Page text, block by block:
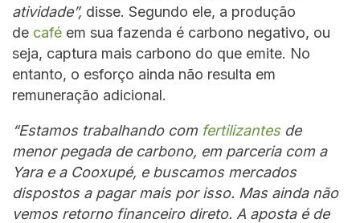
atividade”, disse. Segundo ele, a produção
de café em sua fazenda é carbono negativo, ou
seja, captura mais carbono do que emite. No
entanto, o esforço ainda não resulta em
remuneração adicional.
“Estamos trabalhando com fertilizantesde
menor pegada de carbono, em parceria com a
Yara e a Cooxupé, e buscamos mercados
dispostos a pagar mais por isso. Mas ainda não
vemos retorno financeiro direto. A aposta é de